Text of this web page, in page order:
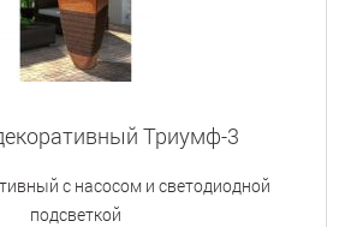
Триумф-3
с насосом и светодиодной
подсветкой